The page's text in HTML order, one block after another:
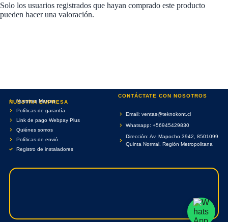
Solo los usuarios registrados que hayan comprado este producto
pueden hacer una valoración.
NUESTRA EMPRESA
Nuestras Marcas
Políticas de garantía
Link de pago Webpay Plus
Quiénes somos
Políticas de envió
Registro de instaladores
CONTÁCTATE CON NOSOTROS
Email: ventas@teknokont.cl
Whatsapp: +56945429830
Dirección: Av. Mapocho 3942, 8501099
Quinta Normal, Región Metropolitana